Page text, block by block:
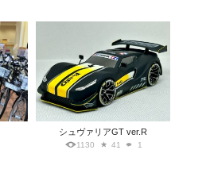
シュヴァリアGT ver.R
1130 41 1